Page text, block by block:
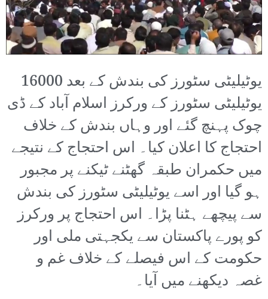
یوٹیلیٹی سٹورز کی بندش کے بعد 16000
یوٹیلیٹی سٹورز کے ورکرز اسلام آباد کے ڈی
چوک پہنچ گئے اور وہاں بندش کے خلاف
احتجاج کا اعلان کیا۔ اس احتجاج کے نتیجے
میں حکمران طبقہ گھٹنے ٹیکنے پر مجبور
ہو گیا اور اسے یوٹیلیٹی سٹورز کی بندش
سے پیچھے ہٹنا پڑا۔ اس احتجاج پر ورکرز
کو پورے پاکستان سے یکجہتی ملی اور
حکومت کے اس فیصلے کے خلاف غم و
غصہ دیکھنے میں آیا۔